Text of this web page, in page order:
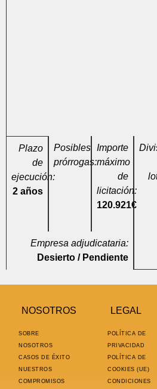
Plazo
de
ejecución:
2 años
Posibles
prórrogas:
Importe
máximo
de
licitación:
120.921€
Empresa adjudicataria:
Desierto / Pendiente
NOSOTROS
SOBRE
NOSOTROS
CASOS DE ÉXITO
NUESTROS
COMPROMISOS
LEGAL
POLÍTICA DE
PRIVACIDAD
POLÍTICA DE
COOKIES (UE)
CONDICIONES